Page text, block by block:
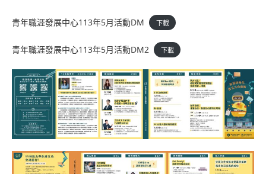
青年職涯發展中心113年5月活動DM 下載
青年職涯發展中心113年5月活動DM2 下載